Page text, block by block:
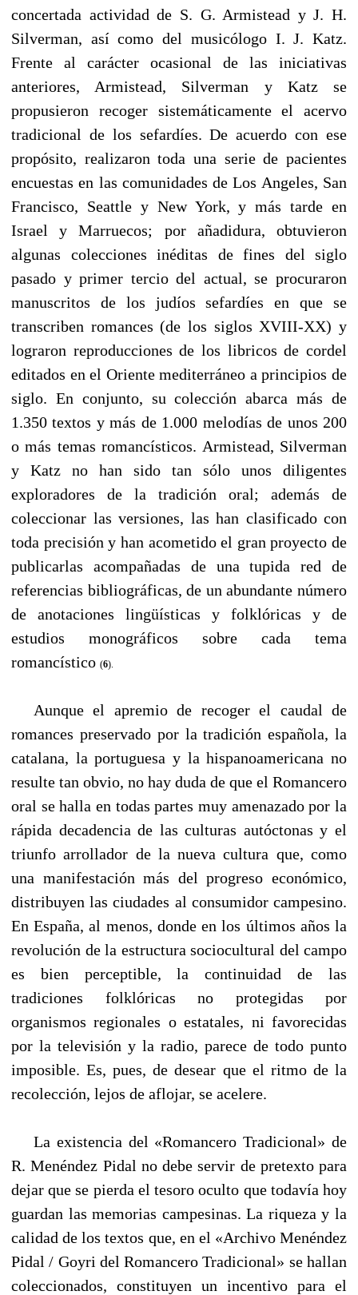
concertada actividad de S. G. Armistead y J. H.
Silverman, así como del musicólogo I. J. Katz.
Frente al carácter ocasional de las iniciativas
anteriores, Armistead, Silverman y Katz se
propusieron recoger sistemáticamente el acervo
tradicional de los sefardíes. De acuerdo con ese
propósito, realizaron toda una serie de pacientes
encuestas en las comunidades de Los Angeles, San
Francisco, Seattle y New York, y más tarde en
Israel y Marruecos; por añadidura, obtuvieron
algunas colecciones inéditas de fines del siglo
pasado y primer tercio del actual, se procuraron
manuscritos de los judíos sefardíes en que se
transcriben romances (de los siglos XVIII-XX) y
lograron reproducciones de los libricos de cordel
editados en el Oriente mediterráneo a principios de
siglo. En conjunto, su colección abarca más de
1.350 textos y más de 1.000 melodías de unos 200
o más temas romancísticos. Armistead, Silverman
y Katz no han sido tan sólo unos diligentes
exploradores de la tradición oral; además de
coleccionar las versiones, las han clasificado con
toda precisión y han acometido el gran proyecto de
publicarlas acompañadas de una tupida red de
referencias bibliográficas, de un abundante número
de anotaciones lingüísticas y folklóricas y de
estudios monográficos sobre cada tema
romancístico (6).
Aunque el apremio de recoger el caudal de
romances preservado por la tradición española, la
catalana, la portuguesa y la hispanoamericana no
resulte tan obvio, no hay duda de que el Romancero
oral se halla en todas partes muy amenazado por la
rápida decadencia de las culturas autóctonas y el
triunfo arrollador de la nueva cultura que, como
una manifestación más del progreso económico,
distribuyen las ciudades al consumidor campesino.
En España, al menos, donde en los últimos años la
revolución de la estructura sociocultural del campo
es bien perceptible, la continuidad de las
tradiciones folklóricas no protegidas por
organismos regionales o estatales, ni favorecidas
por la televisión y la radio, parece de todo punto
imposible. Es, pues, de desear que el ritmo de la
recolección, lejos de aflojar, se acelere.
La existencia del «Romancero Tradicional» de
R. Menéndez Pidal no debe servir de pretexto para
dejar que se pierda el tesoro oculto que todavía hoy
guardan las memorias campesinas. La riqueza y la
calidad de los textos que, en el «Archivo Menéndez
Pidal / Goyri del Romancero Tradicional» se hallan
coleccionados, constituyen un incentivo para el